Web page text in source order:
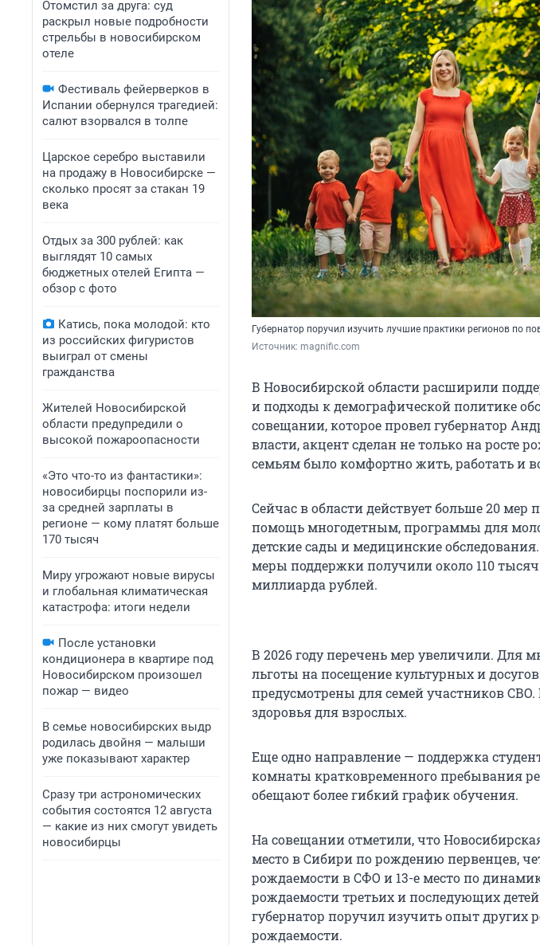
Отомстил за друга: суд
раскрыл новые подробности
стрельбы в новосибирском
отеле
Фестиваль фейерверков в
Испании обернулся трагедией:
салют взорвался в толпе
Царское серебро выставили
на продажу в Новосибирске —
сколько просят за стакан 19
века
Отдых за 300 рублей: как
выглядят 10 самых
бюджетных отелей Египта —
обзор с фото
Катись, пока молодой: кто
из российских фигуристов
выиграл от смены
гражданства
Жителей Новосибирской
области предупредили о
высокой пожароопасности
«Это что-то из фантастики»:
новосибирцы поспорили из-
за средней зарплаты в
регионе — кому платят больше
170 тысяч
Миру угрожают новые вирусы
и глобальная климатическая
катастрофа: итоги недели
После установки
кондиционера в квартире под
Новосибирском произошел
пожар — видео
В семье новосибирских выдр
родилась двойня — малыши
уже показывают характер
Сразу три астрономических
события состоятся 12 августа
— какие из них смогут увидеть
новосибирцы
Губернатор поручил изучить лучшие практики регионов по
Источник: magnific.com
В Новосибирской области расширили
и подходы к демографической политике
совещании, которое провел губернатор
власти, акцент сделан не только на росте
семьям было комфортно жить, работать и
Сейчас в области действует больше 20
помощь многодетным, программы для
детские сады и медицинские
меры поддержки получили около 110 тысяч
миллиарда рублей.
В 2026 году перечень мер увеличили. Для
льготы на посещение культурных и
предусмотрены для семей участников СВО.
здоровья для взрослых.
Еще одно направление — поддержка
комнаты кратковременного пребывания
обещают более гибкий график обучения.
На совещании отметили, что
место в Сибири по рождению первенцев,
рождаемости в СФО и 13-е место по
рождаемости третьих и последующих
губернатор поручил изучить опыт других
рождаемости.